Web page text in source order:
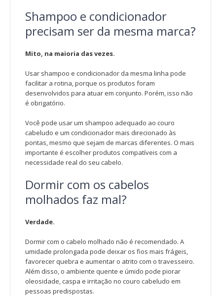
Shampoo e condicionador
precisam ser da mesma marca?
Mito, na maioria das vezes.
Usar shampoo e condicionador da mesma linha pode
facilitar a rotina, porque os produtos foram
desenvolvidos para atuar em conjunto. Porém, isso não
é obrigatório.
Você pode usar um shampoo adequado ao couro
cabeludo e um condicionador mais direcionado às
pontas, mesmo que sejam de marcas diferentes. O mais
importante é escolher produtos compatíveis com a
necessidade real do seu cabelo.
Dormir com os cabelos
molhados faz mal?
Verdade.
Dormir com o cabelo molhado não é recomendado. A
umidade prolongada pode deixar os fios mais frágeis,
favorecer quebra e aumentar o atrito com o travesseiro.
Além disso, o ambiente quente e úmido pode piorar
oleosidade, caspa e irritação no couro cabeludo em
pessoas predispostas.